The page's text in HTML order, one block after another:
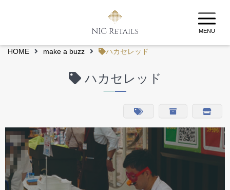
MENU
HOME make a buzz ハカセレッド
ハカセレッド